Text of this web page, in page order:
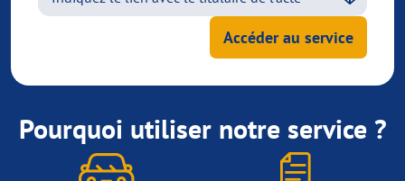
Accéder au service
Pourquoi utiliser notre service ?